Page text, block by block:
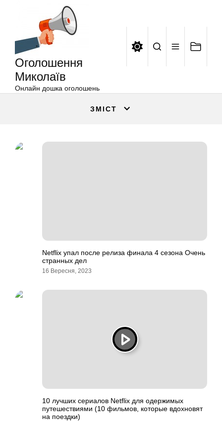
Оголошення
Миколаїв
Онлайн дошка оголошень
ЗМІСТ
Netflix упал после релиза финала 4 сезона Очень
странных дел
16 Вересня, 2023
10 лучших сериалов Netflix для одержимых
путешествиями (10 фильмов, которые вдохновят
на поездки)